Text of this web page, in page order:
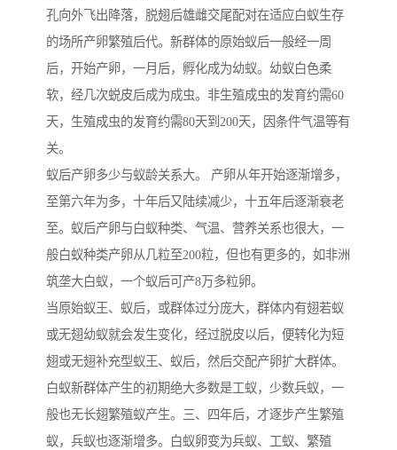
孔向外飞出降落，脱翅后雄雌交尾配对在适应白蚁生存
的场所产卵繁殖后代。新群体的原始蚁后一般经一周
后，开始产卵，一月后，孵化成为幼蚁。幼蚁白色柔
软，经几次蜕皮后成为成虫。非生殖成虫的发育约需60
天，生殖成虫的发育约需80天到200天，因条件气温等有
关。
蚁后产卵多少与蚁龄关系大。 产卵从年开始逐渐增多，
至第六年为多，十年后又陆续减少，十五年后逐渐衰老
至。蚁后产卵与白蚁种类、气温、营养关系也很大，一
般白蚁种类产卵从几粒至200粒，但也有更多的，如非洲
筑垄大白蚁，一个蚁后可产8万多粒卵。
当原始蚁王、蚁后，或群体过分庞大，群体内有翅若蚁
或无翅幼蚁就会发生变化，经过脱皮以后，便转化为短
翅或无翅补充型蚁王、蚁后，然后交配产卵扩大群体。
白蚁新群体产生的初期绝大多数是工蚁，少数兵蚁，一
般也无长翅繁殖蚁产生。三、四年后，才逐步产生繁殖
蚁，兵蚁也逐渐增多。白蚁卵变为兵蚁、工蚁、繁殖